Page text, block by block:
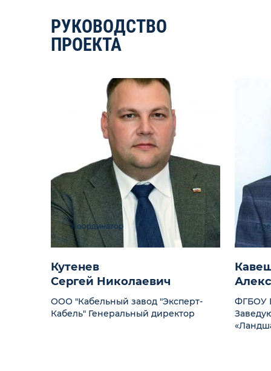
РУКОВОДСТВО
ПРОЕКТА
Координатор
Кутенев
Сергей Николаевич
ООО "Кабельный завод "Эксперт-
Кабель" Генеральный директор
ФГБОУ